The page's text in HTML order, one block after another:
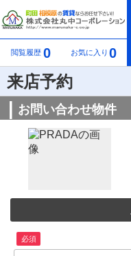
閲覧履歴 0 お気に入り 0
来店予約
お問い合わせ物件
必須